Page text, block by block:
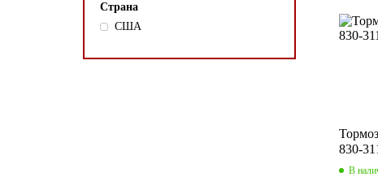
Страна
США
830-
В